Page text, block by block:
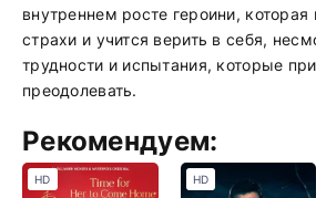
внутреннем росте героини, которая
страхи и учится верить в себя,
трудности и испытания, которые
преодолевать.
Рекомендуем:
HD HD